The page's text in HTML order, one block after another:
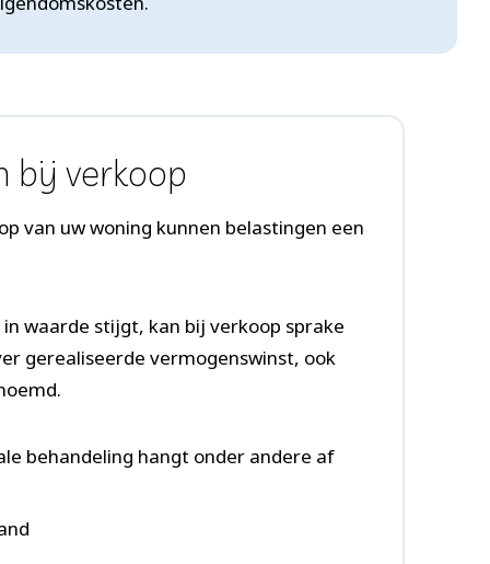
bij verkoop
van uw woning kunnen belastingen een
waarde stijgt, kan bij verkoop sprake
gerealiseerde vermogenswinst, ook
behandeling hangt onder andere af